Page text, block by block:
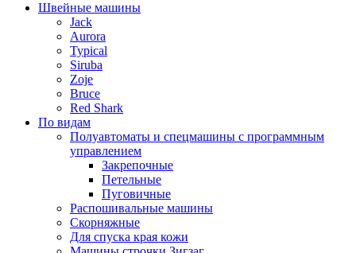
Швейные машины
Jack
Aurora
Typical
Siruba
Zoje
Bruce
Red Shark
По видам
Полуавтоматы и спецмашины с программным
управлением
Закрепочные
Петельные
Пуговичные
Распошивальные машины
Скорняжные
Для спуска края кожи